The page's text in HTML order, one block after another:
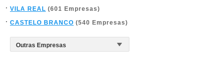
VILA REAL (601 Empresas)
CASTELO BRANCO (540 Empresas)